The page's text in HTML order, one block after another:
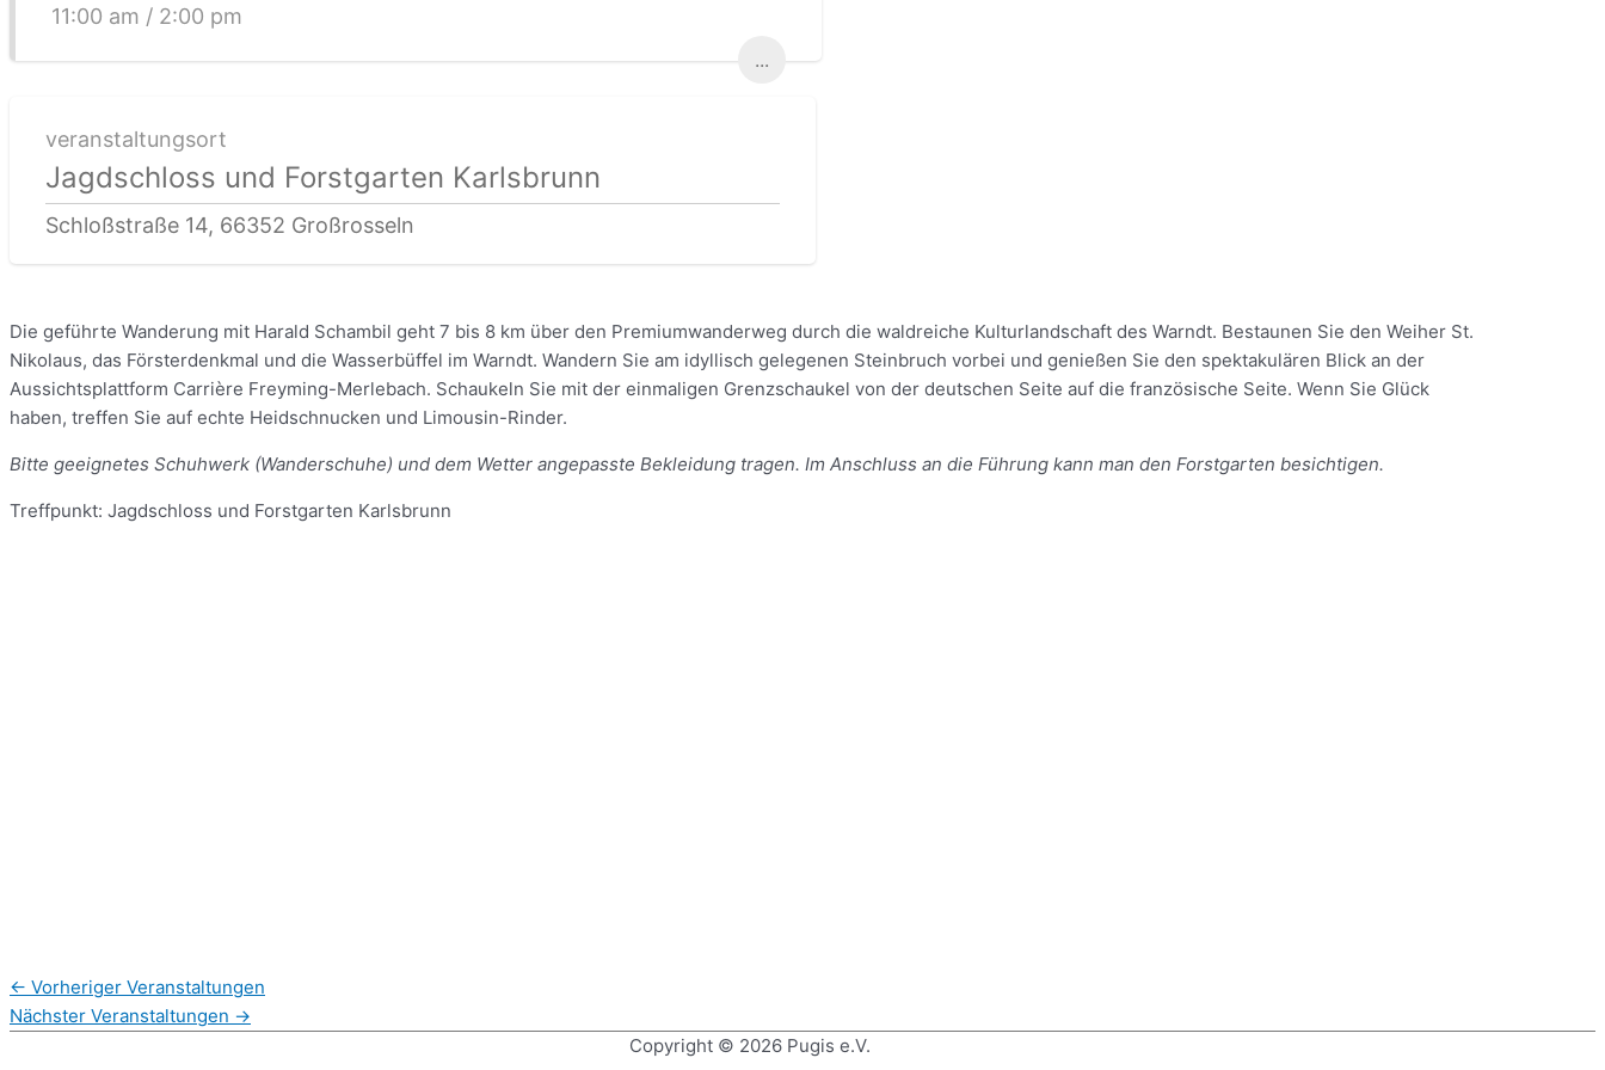
11:00 am / 2:00 pm
...
veranstaltungsort
Jagdschloss und Forstgarten Karlsbrunn
Schloßstraße 14, 66352 Großrosseln
Die geführte Wanderung mit Harald Schambil geht 7 bis 8 km über den Premiumwanderweg durch die waldreiche Kulturlandschaft des Warndt. Bestaunen Sie den Weiher St.
Nikolaus, das Försterdenkmal und die Wasserbüffel im Warndt. Wandern Sie am idyllisch gelegenen Steinbruch vorbei und genießen Sie den spektakulären Blick an der
Aussichtsplattform Carrière Freyming-Merlebach. Schaukeln Sie mit der einmaligen Grenzschaukel von der deutschen Seite auf die französische Seite. Wenn Sie Glück
haben, treffen Sie auf echte Heidschnucken und Limousin-Rinder.
Bitte geeignetes Schuhwerk (Wanderschuhe) und dem Wetter angepasste Bekleidung tragen. Im Anschluss an die Führung kann man den Forstgarten besichtigen.
Treffpunkt: Jagdschloss und Forstgarten Karlsbrunn
← Vorheriger Veranstaltungen
Nächster Veranstaltungen →
Copyright © 2026 Pugis e.V.